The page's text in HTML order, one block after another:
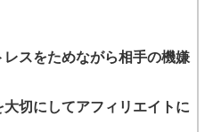
レスをためながら相手の機嫌
大切にしてアフィリエイトに